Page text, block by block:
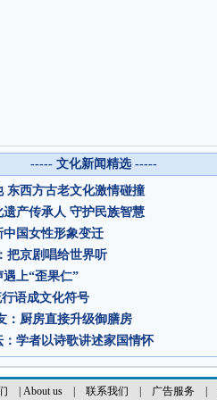
----- 文化新闻精选 -----
东西方古老文化激情碰撞
产传承人 守护民族智慧
国女性形象变迁
把京剧唱给世界听
上“歪果仁”
语成文化符号
：厨房直接升级御膳房
学者以诗歌讲述家国情怀
About us| 联系我们 广告服务|